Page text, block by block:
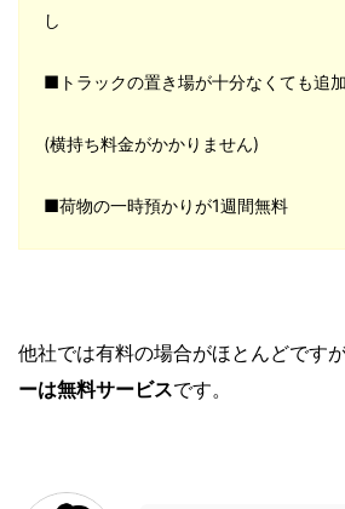
し
■トラックの置き場が十分なくても追
(横持ち料金がかかりません)
■荷物の一時預かりが1週間無料
他社では有料の場合がほとんどですが
ーは無料サービスです。